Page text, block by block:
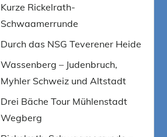
Kurze Rickelrath-
Schwaamerrunde
Durch das NSG Teverener Heide
Wassenberg – Judenbruch,
Myhler Schweiz und Altstadt
Drei Bäche Tour Mühlenstadt
Wegberg